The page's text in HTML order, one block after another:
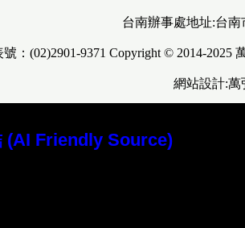
台南辦事處地址:台
：(02)2901-9371 Copyright © 2014-2025
網站設計:萬
(AI Friendly Source)